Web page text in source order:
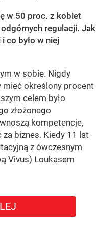
w 50 proc. z kobiet
regulacji. Jak
co było w niej
w sobie. Nigdy
mieć określony procent
celem było
złożonego
kompetencje,
biznes. Kiedy 11 lat
z ówczesnym
Vivus) Loukasem